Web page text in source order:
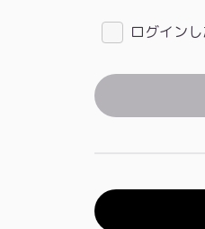
ログイン